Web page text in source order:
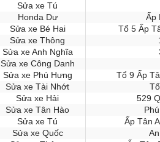
Sửa xe Tú
Honda Dư
Ấp
Sửa xe Bé Hai
Tổ 5 Ấp
Sửa xe Thông
Sửa xe Anh Nghĩa
Sửa xe Công Danh
Sửa xe Phú Hưng
Tổ 9 Ấp
Sửa xe Tài Nhớt
Sửa xe Hải
529
Sửa xe Tân Hào
Sửa xe Tú
Ấp Tân
Sửa xe Quốc